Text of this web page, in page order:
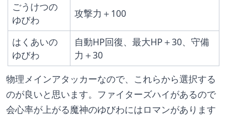
ごうけつの
ゆびわ
攻撃力＋100
はくあいの
ゆびわ
自動HP回復、最大HP＋30、守備
力＋30
物理メインアタッカーなので、これらから選択する
のが良いと思います。ファイターズハイがあるので
会心率が上がる魔神のゆびわにはロマンがあります